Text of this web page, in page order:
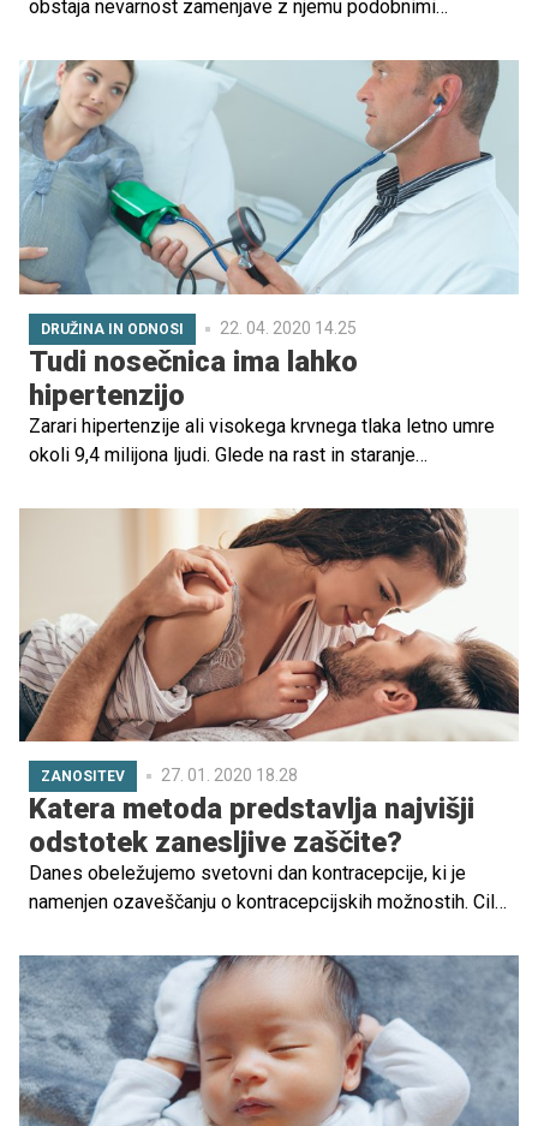
obstaja nevarnost zamenjave z njemu podobnimi
kliničnem centru (UKC) Ljubljana. V primeru prebavnih
težav moramo čim prej obiskati urgentno ambulanto in s
seboj prinesti zaužito rastlino, saj se na podlagi tega
določi tudi zdravljenje.
DRUŽINA IN ODNOSI 22. 04. 2020 14.25
Tudi nosečnica ima lahko
hipertenzijo
Zarari hipertenzije ali visokega krvnega tlaka letno umre
okoli 9,4 milijona ljudi. Glede na rast in staranje
ZANOSITEV 27. 01. 2020 18.28
Katera metoda predstavlja najvišji
odstotek zanesljive zaščite?
Danes obeležujemo svetovni dan kontracepcije, ki je
namenjen ozaveščanju o kontracepcijskih možnostih. Cilj
v katerem je vsaka nosečnost zaželena. Strokovnjaki s
področja reproduktivnega zdravja si ob tem želijo več
odprte komunikacije o varni spolnosti.